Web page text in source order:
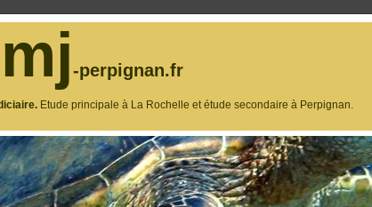
mj-perpignan.fr
Etude principale à La Rochelle et étude secondaire à Perpignan.